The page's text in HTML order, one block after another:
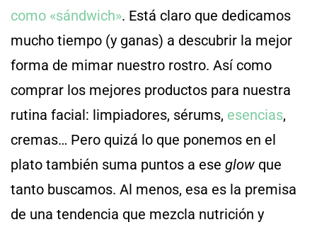
como «sándwich». Está claro que dedicamos
mucho tiempo (y ganas) a descubrir la mejor
forma de mimar nuestro rostro. Así como
comprar los mejores productos para nuestra
rutina facial: limpiadores, sérums, esencias,
cremas… Pero quizá lo que ponemos en el
plato también suma puntos a ese glow que
tanto buscamos. Al menos, esa es la premisa
de una tendencia que mezcla nutrición y